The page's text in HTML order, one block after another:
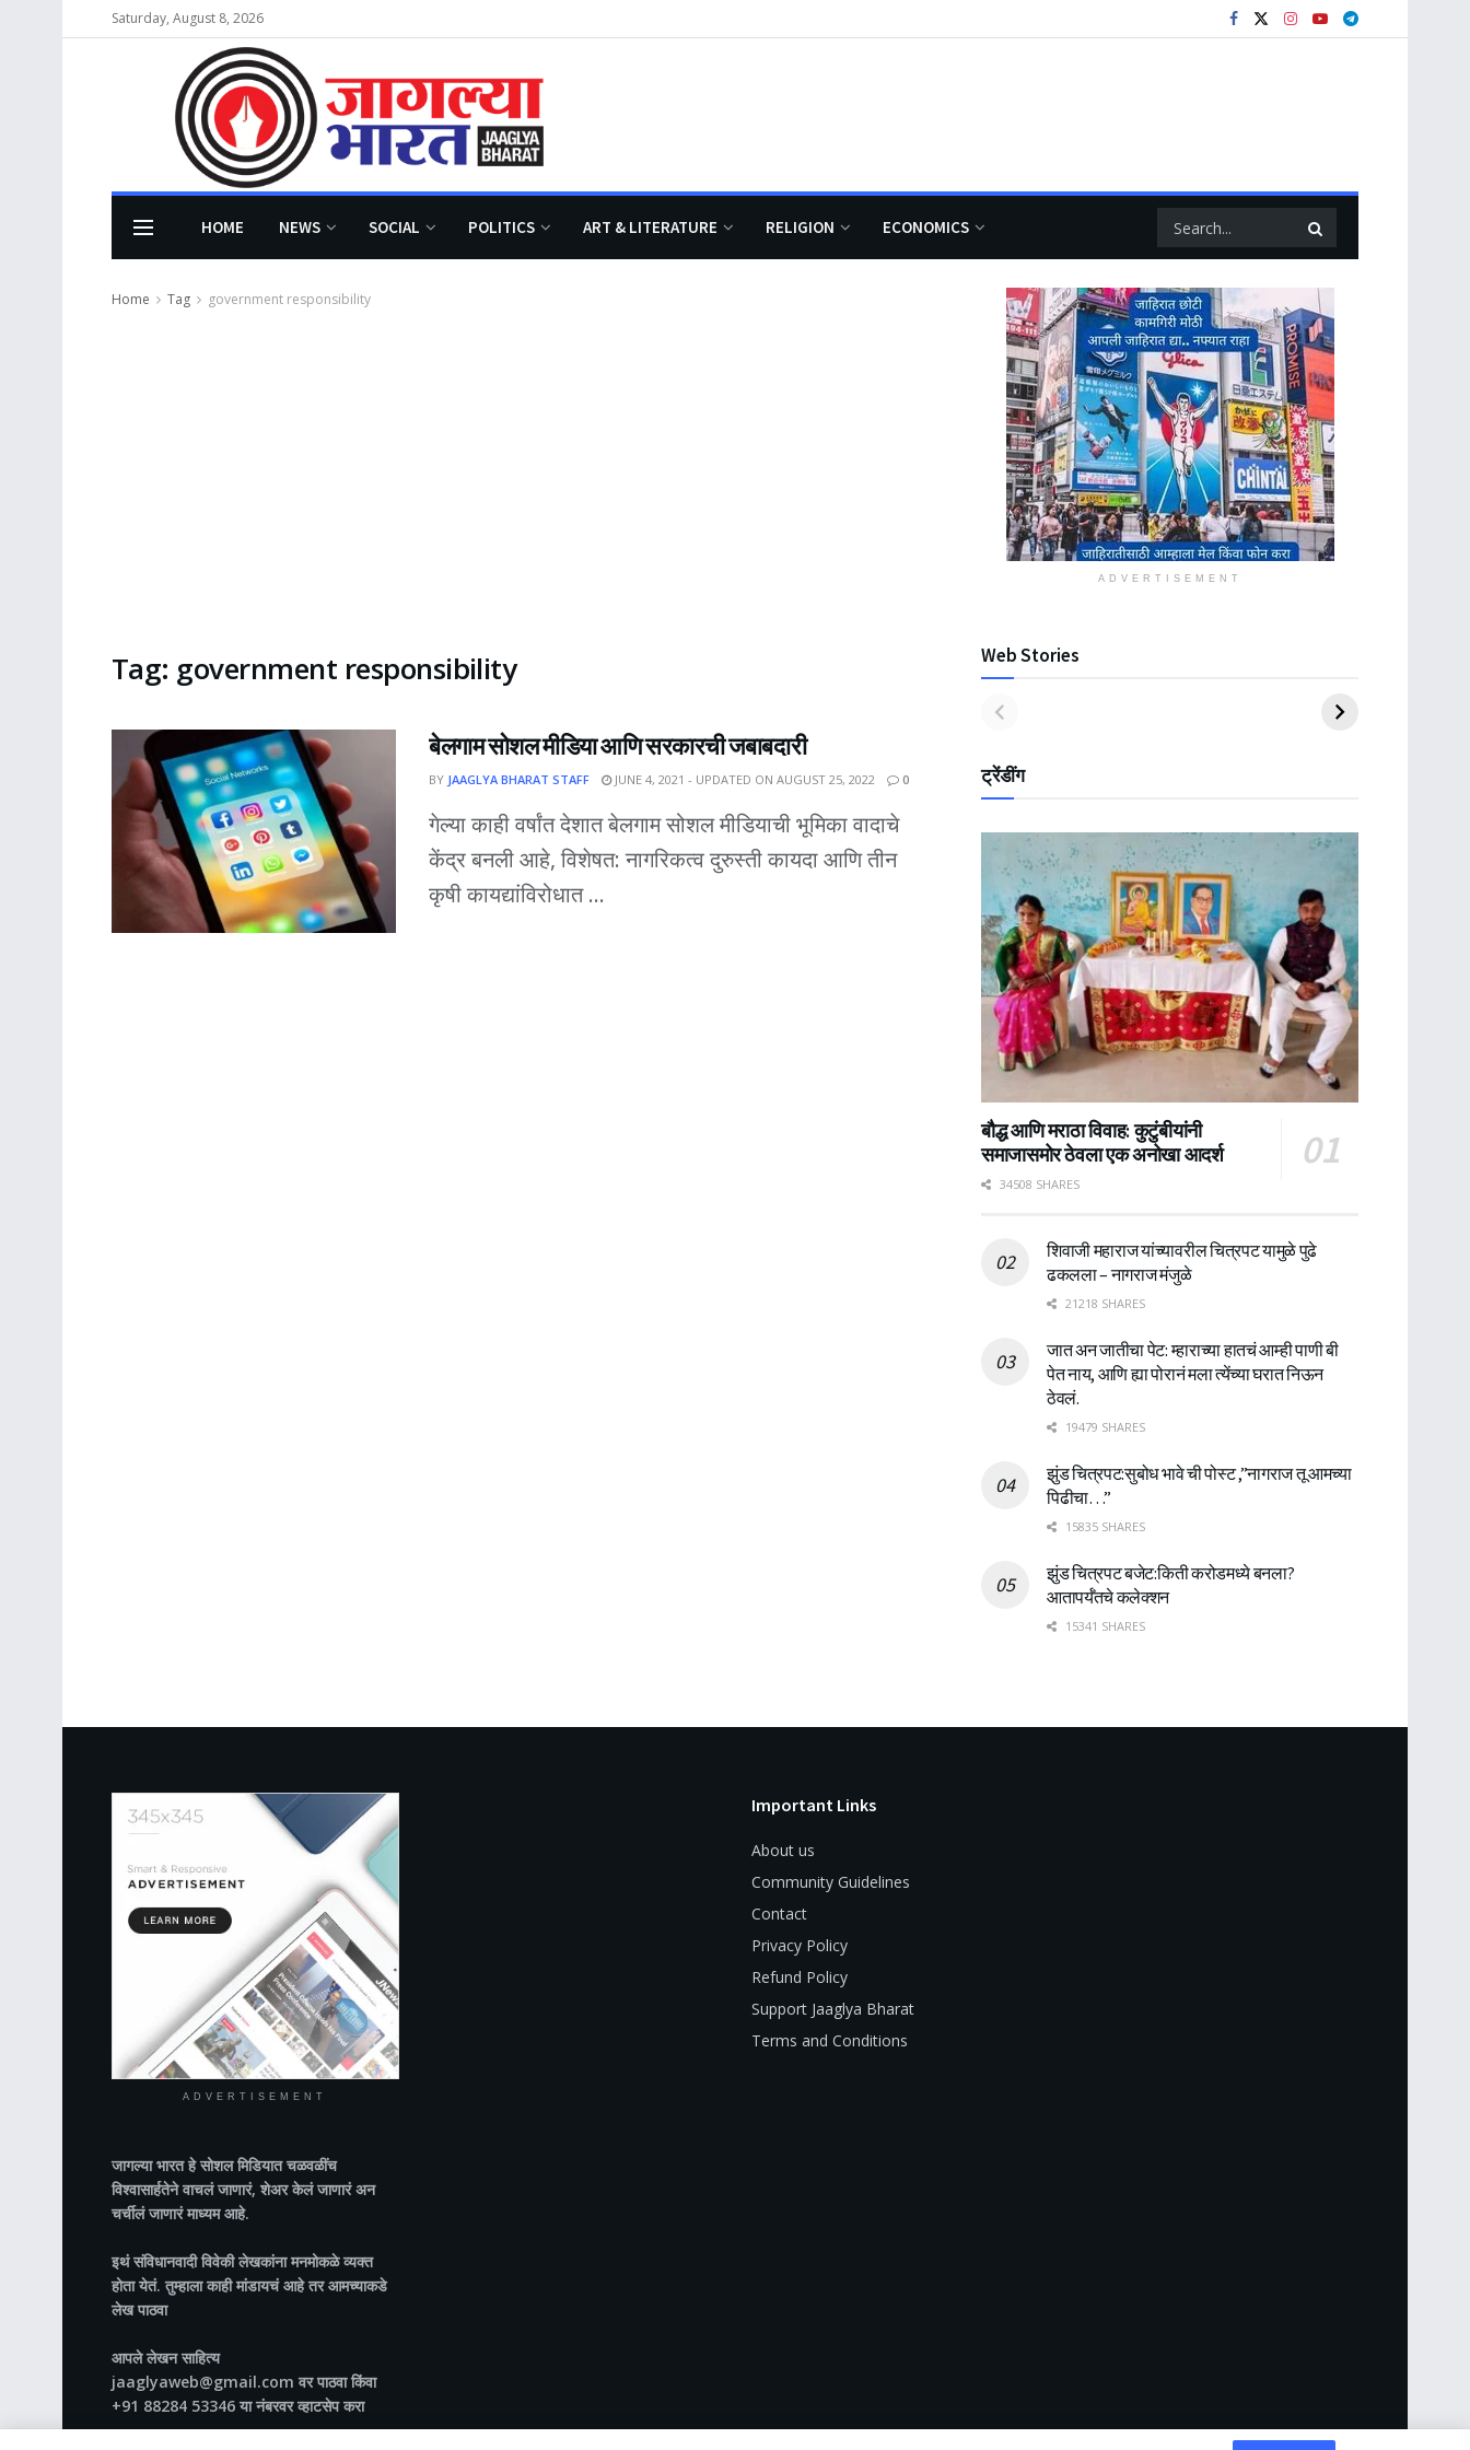
Saturday, August 8, 2026
HOME NEWS SOCIAL POLITICS ART & LITERATURE RELIGION ECONOMICS
Home Tag government responsibility
Tag: government responsibility
बेलगाम सोशल मीडिया आणि सरकारची जबाबदारी
BY JAAGLYA BHARAT STAFF JUNE 4, 2021 - UPDATED ON AUGUST 25, 2022 0
गेल्या काही वर्षांत देशात बेलगाम सोशल मीडियाची भूमिका वादाचे
केंद्र बनली आहे, विशेषत: नागरिकत्व दुरुस्ती कायदा आणि तीन
कृषी कायद्यांविरोधात ...
ADVERTISEMENT
Web Stories
ट्रेंडींग
बौद्ध आणि मराठा विवाह: कुटुंबीयांनी
समाजासमोर ठेवला एक अनोखा आदर्श
34508 SHARES
शिवाजी महाराज यांच्यावरील चित्रपट यामुळे पुढे
ढकलला – नागराज मंजुळे
21218 SHARES
जात अन जातीचा पेट: म्हाराच्या हातचं आम्ही पाणी बी
पेत नाय, आणि ह्या पोरानं मला त्येंच्या घरात निऊन
ठेवलं.
19479 SHARES
झुंड चित्रपट:सुबोध भावे ची पोस्ट ,”नागराज तू आमच्या
पिढीचा…”
15835 SHARES
झुंड चित्रपट बजेट:किती करोडमध्ये बनला?
आतापर्यँतचे कलेक्शन
15341 SHARES
ADVERTISEMENT
जागल्या भारतहे सोशल मिडियात चळवळींच
विश्वासार्हतेने वाचलं जाणारं, शेअर केलं जाणारं अन
चर्चीलं जाणारं माध्यम आहे.
इथं संविधानवादी विवेकी लेखकांना मनमोकळे व्यक्त
होता येतं. तुम्हाला काही मांडायचं आहे तर आमच्याकडे
लेख पाठवा
आपले लेखन साहित्य
jaaglyaweb@gmail.com वर पाठवा किंवा
+91 88284 53346 या नंबरवर व्हाटसेप करा
Important Links
About us
Community Guidelines
Contact
Privacy Policy
Refund Policy
Support Jaaglya Bharat
Terms and Conditions